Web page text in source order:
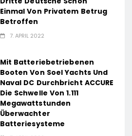
Einmal Von Privatem Betrug
Betroffen
7. APRIL 2022
Mit Batteriebetriebenen
Booten Von Soel Yachts Und
Naval DC Durchbricht ACCURE
Die Schwelle Von 1.111
Megawattstunden
Überwachter
Batteriesysteme